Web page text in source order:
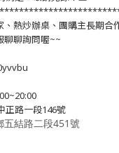
熱炒辦桌、團購主長期合
聊詢問喔~~
正路一段146號
五結路二段451號